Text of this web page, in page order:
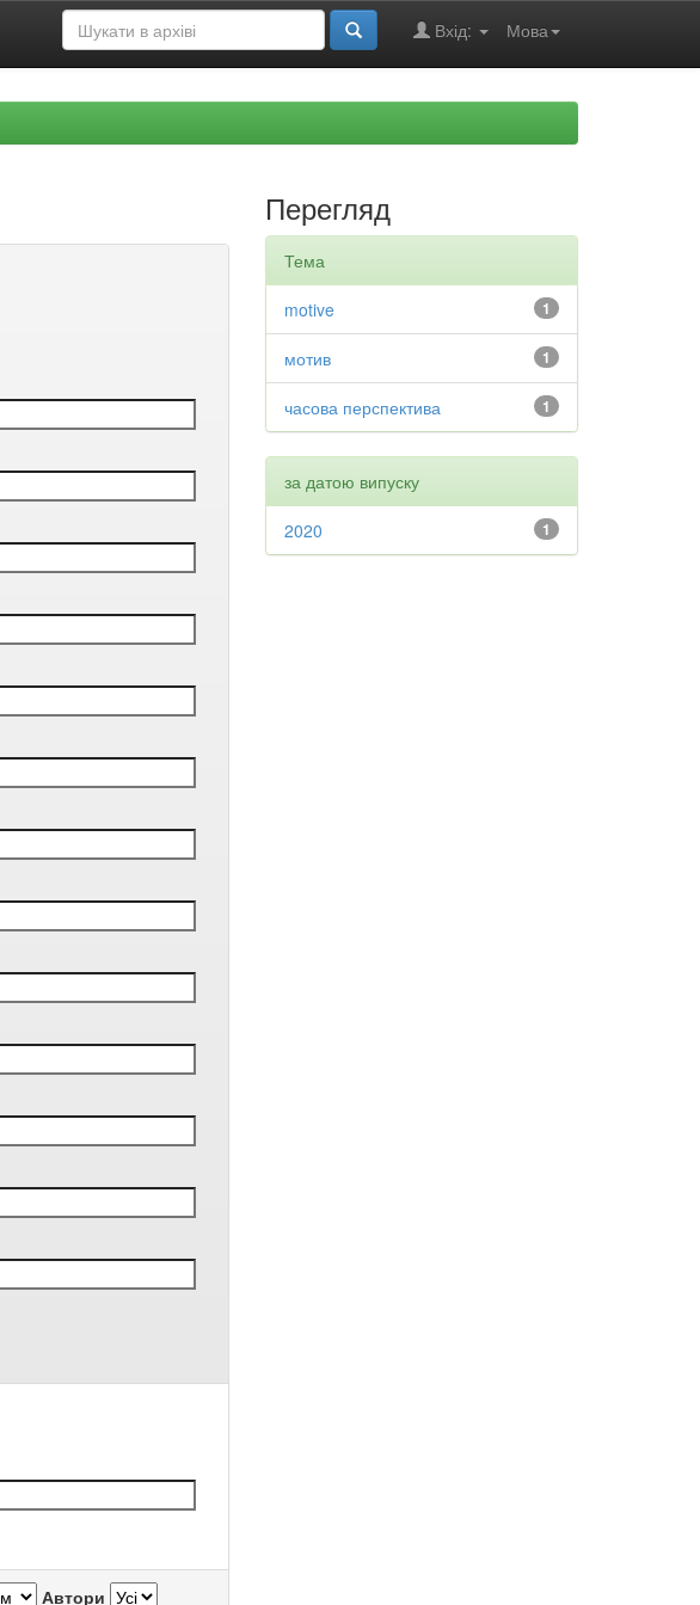
Мова
Вхід:
Автори
Перегляд
Тема
1
motive
1
мотив
1
часова перспектива
за датою випуску
1
2020